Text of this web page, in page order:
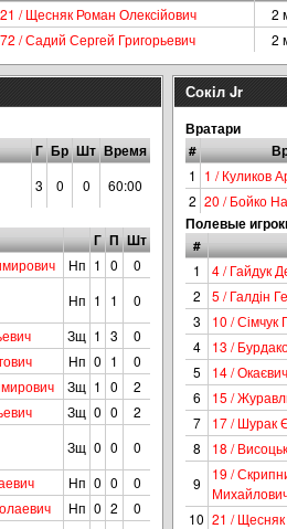
21 / Щесняк Роман Олексійович
2
72 / Садий Сергей Григорьевич 2
Г Бр Шт Время
3 0 0 60:00
Г П Шт
Нп 1 0
0
Нп 1 1
0
Зщ 1 3
0
Нп 0 1
0
Зщ 1 0
2
Зщ 0 0
2
Зщ 0 0
0
Нп 0 0
0
Нп 0 2
0
Сокiл Jr
Вратари
#
1 1 / Куликов
2 20 / Бойко
Полевые
#
1
4 / Гайдук
2
5 / Галдін
3
10 / Сімчук
4
13 /
5
14 /
6
15 /
7
17 / Шурак
8
18 /
9
19 /
10 21 / Щесняк